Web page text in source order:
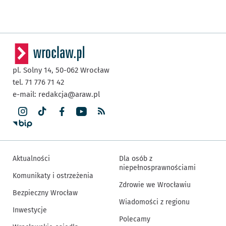
pl. Solny 14, 50-062 Wrocław
tel. 71 776 71 42
e-mail: redakcja@araw.pl
Aktualności
Komunikaty i ostrzeżenia
Bezpieczny Wrocław
Inwestycje
Dla osób z
niepełnosprawnościami
Zdrowie we Wrocławiu
Wiadomości z regionu
Polecamy